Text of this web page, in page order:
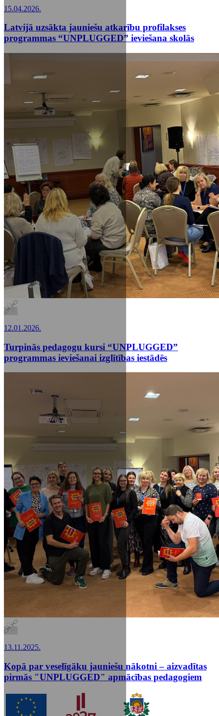
15.04.2026.
Latvijā uzsākta jauniešu atkarību profilakses
programmas “UNPLUGGED” ieviešana skolās
12.01.2026.
Turpinās pedagogu kursi “UNPLUGGED”
programmas ieviešanai izglītības iestādēs
13.11.2025.
Kopā par veselīgāku jauniešu nākotni – aizvadītas
pirmās "UNPLUGGED" apmācības pedagogiem